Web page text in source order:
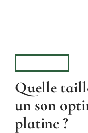
Quelle
un son
platine ?